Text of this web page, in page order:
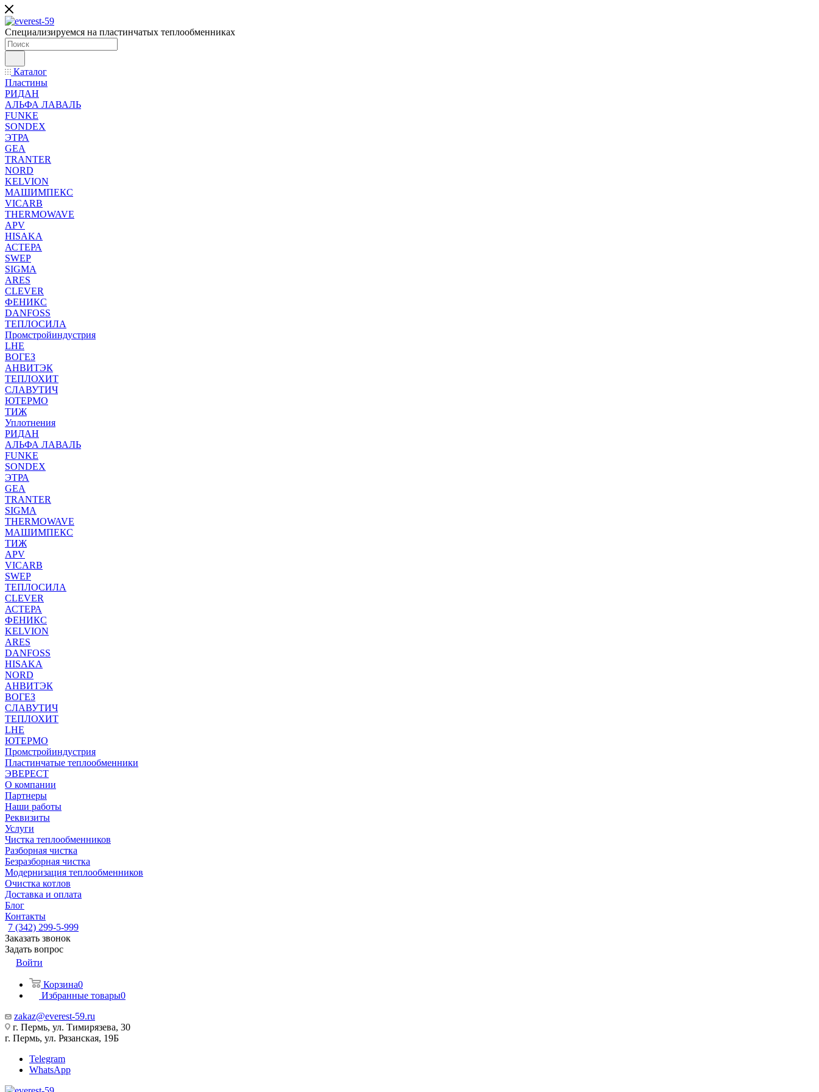
Специализируемся на пластинчатых теплообменниках
Каталог
Пластины
РИДАН
АЛЬФА ЛАВАЛЬ
FUNKE
SONDEX
ЭТРА
GEA
TRANTER
NORD
KELVION
МАШИМПЕКС
VICARB
THERMOWAVE
APV
HISAKA
АСТЕРА
SWEP
SIGMA
ARES
CLEVER
ФЕНИКС
DANFOSS
ТЕПЛОСИЛА
Промстройиндустрия
LHE
ВОГЕЗ
АНВИТЭК
ТЕПЛОХИТ
СЛАВУТИЧ
ЮТЕРМО
ТИЖ
Уплотнения
РИДАН
АЛЬФА ЛАВАЛЬ
FUNKE
SONDEX
ЭТРА
GEA
TRANTER
SIGMA
THERMOWAVE
МАШИМПЕКС
ТИЖ
APV
VICARB
SWEP
ТЕПЛОСИЛА
CLEVER
АСТЕРА
ФЕНИКС
KELVION
ARES
DANFOSS
HISAKA
NORD
АНВИТЭК
ВОГЕЗ
СЛАВУТИЧ
ТЕПЛОХИТ
LHE
ЮТЕРМО
Промстройиндустрия
Пластинчатые теплообменники
ЭВЕРЕСТ
О компании
Партнеры
Наши работы
Реквизиты
Услуги
Чистка теплообменников
Разборная чистка
Безразборная чистка
Модернизация теплообменников
Очистка котлов
Доставка и оплата
Блог
Контакты
7 (342) 299-5-999
Заказать звонок
Задать вопрос
Войти
Корзина0
Избранные товары0
zakaz@everest-59.ru
г. Пермь, ул. Тимирязева, 30
г. Пермь, ул. Рязанская, 19Б
Telegram
WhatsApp